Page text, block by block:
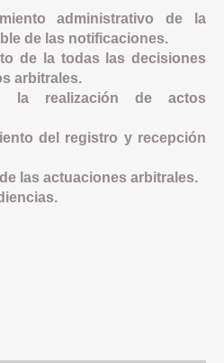
administrativo de la
de las notificaciones.
de la todas las decisiones
arbitrales.
la realización de actos
del registro y recepción
las actuaciones arbitrales.